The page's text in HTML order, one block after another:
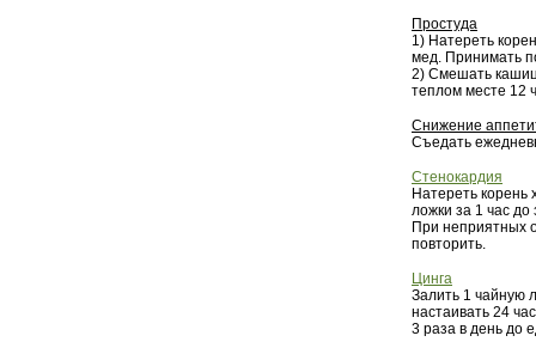
Простуда
1) Натереть
мед. Принимать
2) Смешать
теплом месте 12
Снижение
Съедать
Стенокардия
Натереть
ложки за 1 час
При неприятных
повторить.
Цинга
Залить 1 чайную
настаивать 24
3 раза в день до